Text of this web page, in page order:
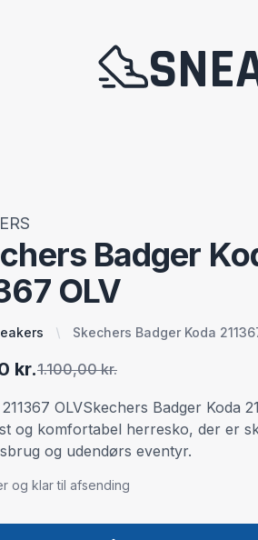
Badger
OLV
Skechers Badger Koda
kr.1.100,00 kr.
OLVSkechers Badger Koda
og komfortabel herresko, der er
og udendørs eventyr.
og klar til afsending